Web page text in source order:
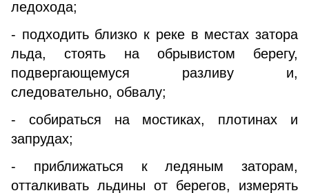
ледохода;
- подходить близко к реке в местах затора
льда, стоять на обрывистом берегу,
подвергающемуся разливу и,
следовательно, обвалу;
- собираться на мостиках, плотинах и
запрудах;
- приближаться к ледяным заторам,
отталкивать льдины от берегов, измерять